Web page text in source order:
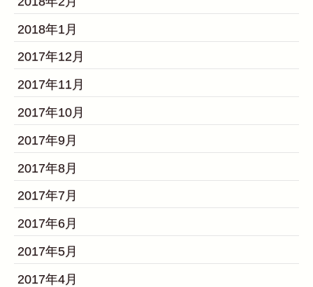
2018年1月
2017年12月
2017年11月
2017年10月
2017年9月
2017年8月
2017年7月
2017年6月
2017年5月
2017年4月